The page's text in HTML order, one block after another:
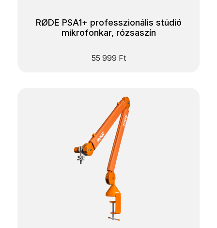
RØDE PSA1+ professzionális stúdió
mikrofonkar, rózsaszín
55 999 Ft